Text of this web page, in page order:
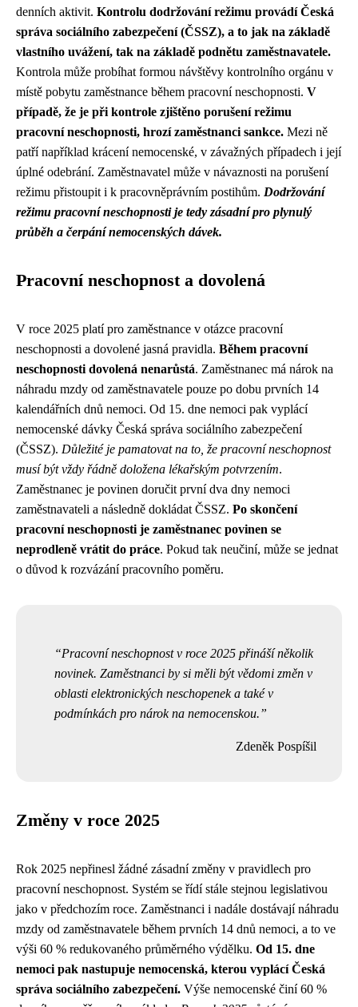
denních aktivit. Kontrolu dodržování režimu provádí Česká
správa sociálního zabezpečení (ČSSZ), a to jak na základě
vlastního uvážení, tak na základě podnětu zaměstnavatele.
Kontrola může probíhat formou návštěvy kontrolního orgánu v
místě pobytu zaměstnance během pracovní neschopnosti. V
případě, že je při kontrole zjištěno porušení režimu
pracovní neschopnosti, hrozí zaměstnanci sankce. Mezi ně
patří například krácení nemocenské, v závažných případech i její
úplné odebrání. Zaměstnavatel může v návaznosti na porušení
režimu přistoupit i k pracovněprávním postihům. Dodržování
režimu pracovní neschopnosti je tedy zásadní pro plynulý
průběh a čerpání nemocenských dávek.
Pracovní neschopnost a dovolená
V roce 2025 platí pro zaměstnance v otázce pracovní
neschopnosti a dovolené jasná pravidla. Během pracovní
neschopnosti dovolená nenarůstá. Zaměstnanec má nárok na
náhradu mzdy od zaměstnavatele pouze po dobu prvních 14
kalendářních dnů nemoci. Od 15. dne nemoci pak vyplácí
nemocenské dávky Česká správa sociálního zabezpečení
(ČSSZ). Důležité je pamatovat na to, že pracovní neschopnost
musí být vždy řádně doložena lékařským potvrzením.
Zaměstnanec je povinen doručit první dva dny nemoci
zaměstnavateli a následně dokládat ČSSZ. Po skončení
pracovní neschopnosti je zaměstnanec povinen se
neprodleně vrátit do práce. Pokud tak neučiní, může se jednat
o důvod k rozvázání pracovního poměru.
Pracovní neschopnost v roce 2025 přináší několik
novinek. Zaměstnanci by si měli být vědomi změn v
oblasti elektronických neschopenek a také v
podmínkách pro nárok na nemocenskou.
Zdeněk Pospíšil
Změny v roce 2025
Rok 2025 nepřinesl žádné zásadní změny v pravidlech pro
pracovní neschopnost. Systém se řídí stále stejnou legislativou
jako v předchozím roce. Zaměstnanci i nadále dostávají náhradu
mzdy od zaměstnavatele během prvních 14 dnů nemoci, a to ve
výši 60 % redukovaného průměrného výdělku. Od 15. dne
nemoci pak nastupuje nemocenská, kterou vyplácí Česká
správa sociálního zabezpečení. Výše nemocenské činí 60 %